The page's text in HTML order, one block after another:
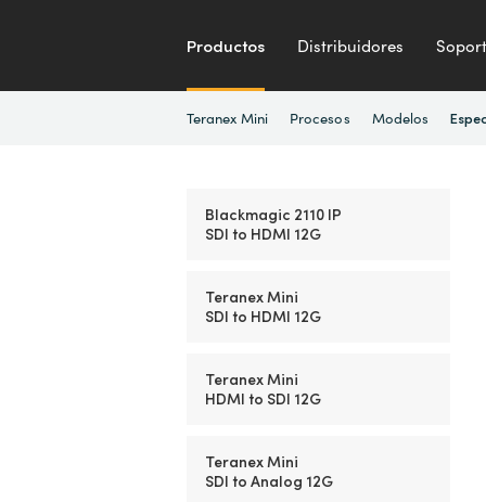
Productos Distribuidores
Teranex Mini Procesos Modelos
Blackmagic 2110 IP
SDI to HDMI 12G
Teranex Mini
SDI to HDMI 12G
Teranex Mini
HDMI to SDI 12G
Teranex Mini
SDI to Analog 12G